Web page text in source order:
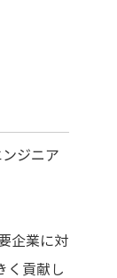
ジニア
企業に対
く貢献し